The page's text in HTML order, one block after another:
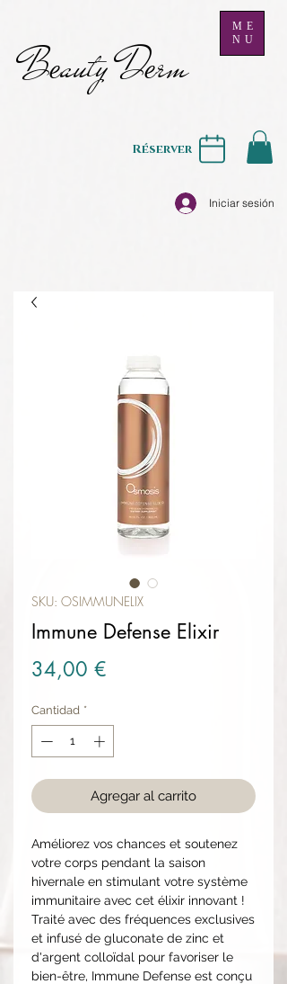
Beauty Derm
ME
NU
Iniciar sesión
Réserver
SKU: OSIMMUNELIX
Immune Defense Elixir
34,00 €
Cantidad *
Agregar al carrito
Améliorez vos chances et soutenez
votre corps pendant la saison
hivernale en stimulant votre système
immunitaire avec cet élixir innovant !
Traité avec des fréquences exclusives
et infusé de gluconate de zinc et
d'argent colloïdal pour favoriser le
bien-être, Immune Defense est conçu